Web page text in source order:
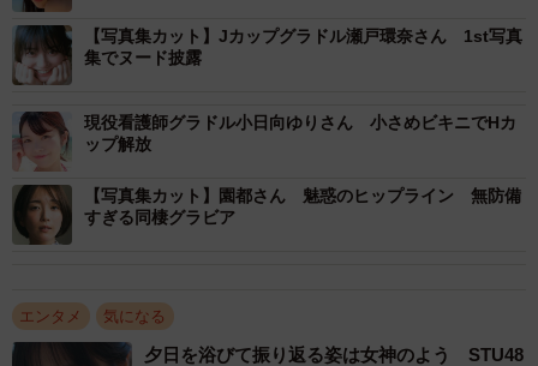
【写真集カット】Jカップグラドル瀬戸環奈さん 1st写真
集でヌード披露
現役看護師グラドル小日向ゆりさん 小さめビキニでHカ
ップ解放
【写真集カット】園都さん 魅惑のヒップライン 無防備
すぎる同棲グラビア
エンタメ 気になる
夕日を浴びて振り返る姿は女神のよう STU48